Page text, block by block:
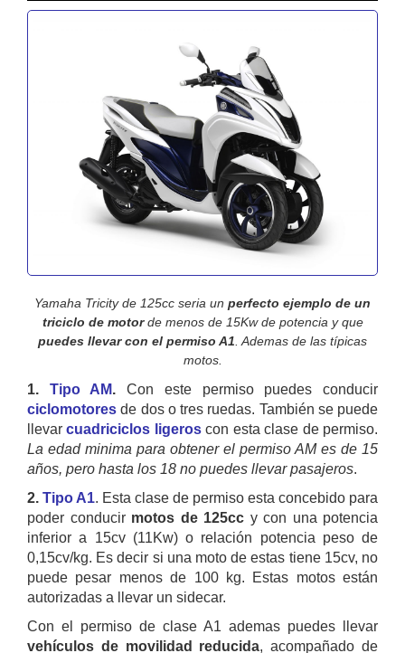
Yamaha Tricity de 125cc seria un perfecto ejemplo de un
triciclo de motorde menos de 15Kw de potencia y que
puedes llevar con el permiso A1 . Ademas de las típicas
motos.
1. Tipo AM.Con este permiso puedes conducir
ciclomotores de dos o tres ruedas. También se puede
llevarcuadriciclos ligeroscon esta clase de permiso.
La edad minima para obtener el permiso AM es de 15
años, pero hasta los 18 no puedes llevar pasajeros.
2. Tipo A1. Esta clase de permiso esta concebido para
poder conducir motos de 125cc y con una potencia
inferior a 15cv (11Kw) o relación potencia peso de
0,15cv/kg. Es decir si una moto de estas tiene 15cv, no
puede pesar menos de 100 kg. Estas motos están
autorizadas a llevar un sidecar.
Con el permiso de clase A1 ademas puedes llevar
vehículos de movilidad reducida, acompañado de